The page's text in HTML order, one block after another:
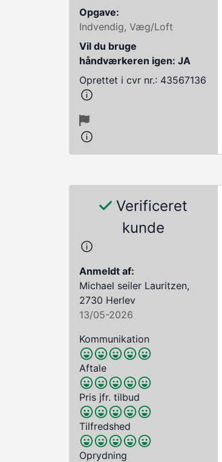
Opgave:
Indvendig, Væg/Loft
Vil du bruge
håndværkeren igen: JA
Oprettet i cvr nr.: 43567136
Verificeret
kunde
Anmeldt af:
Michael seiler Lauritzen,
2730 Herlev
13/05-2026
Kommunikation
Aftale
Pris jfr. tilbud
Tilfredshed
Oprydning